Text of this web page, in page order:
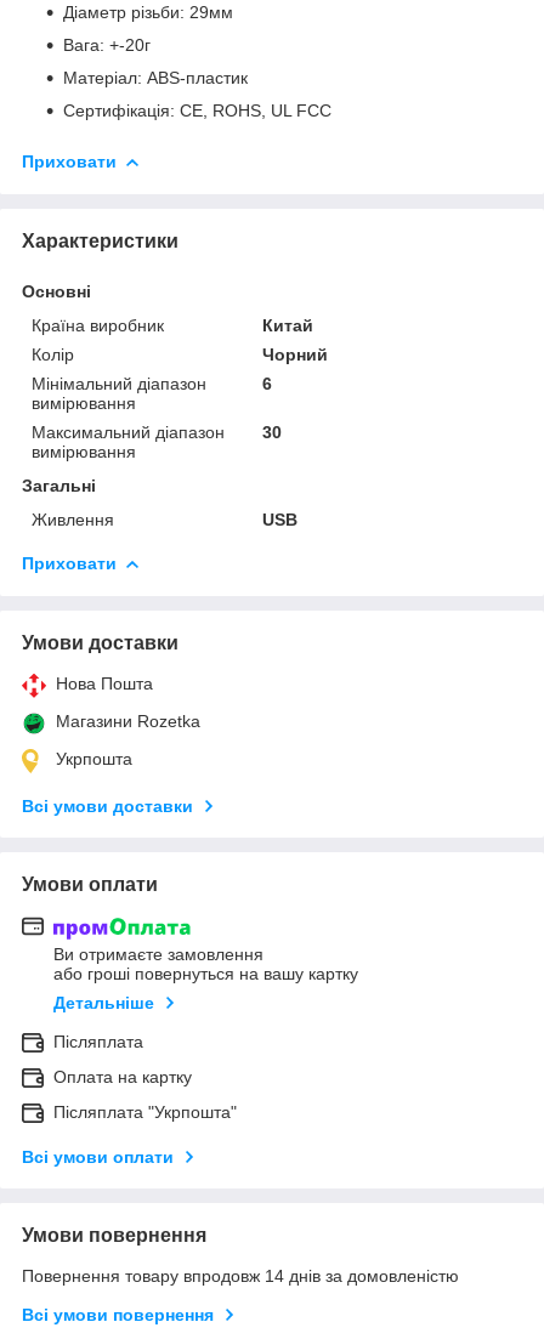
Діаметр різьби: 29мм
Вага: +-20г
Матеріал: ABS-пластик
Сертифікація: CE, ROHS, UL FCC
Приховати
Характеристики
Основні
Країна виробник
Китай
Колір
Чорний
Мінімальний діапазон
вимірювання
6
Максимальний діапазон
вимірювання
30
Загальні
Живлення
USB
Приховати
Умови доставки
Нова Пошта
Магазини Rozetka
Укрпошта
Всі умови доставки
Умови оплати
Ви отримаєте замовлення
або гроші повернуться на вашу картку
Детальніше
Післяплата
Оплата на картку
Післяплата "Укрпошта"
Всі умови оплати
Умови повернення
Повернення товару впродовж 14 днів за домовленістю
Всі умови повернення